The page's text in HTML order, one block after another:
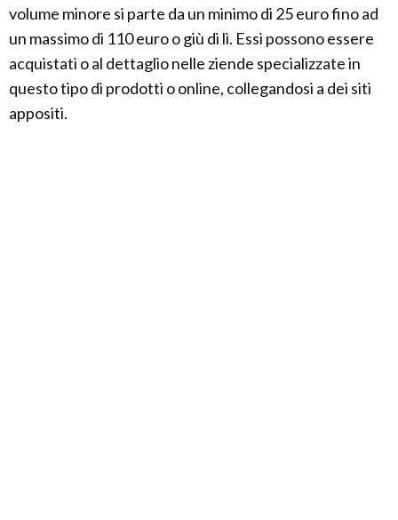
volume minore si parte da un minimo di 25 euro fino ad
un massimo di 110 euro o giù di lì. Essi possono essere
acquistati o al dettaglio nelle ziende specializzate in
questo tipo di prodotti o online, collegandosi a dei siti
appositi.